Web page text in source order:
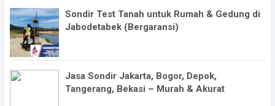
Sondir Test Tanah untuk Rumah & Gedung di
Jabodetabek (Bergaransi)
Jasa Sondir Jakarta, Bogor, Depok,
Tangerang, Bekasi – Murah & Akurat